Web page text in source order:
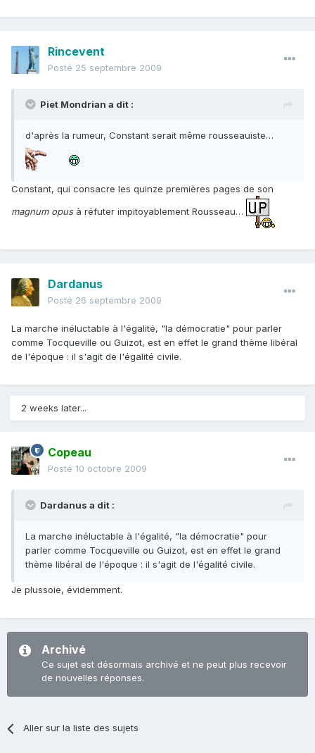
Rincevent
Posté 25 septembre 2009
Piet Mondrian a dit :
d'après la rumeur, Constant serait même rousseauiste…
Constant, qui consacre les quinze premières pages de son
magnum opusà réfuter impitoyablement Rousseau…
Dardanus
Posté 26 septembre 2009
La marche inéluctable à l'égalité, "la démocratie" pour parler
comme Tocqueville ou Guizot, est en effet le grand thème libéral
de l'époque : il s'agit de l'égalité civile.
2 weeks later...
Copeau
Posté 10 octobre 2009
Dardanus a dit :
La marche inéluctable à l'égalité, "la démocratie" pour
parler comme Tocqueville ou Guizot, est en effet le grand
thème libéral de l'époque : il s'agit de l'égalité civile.
Je plussoie, évidemment.
Archivé
Ce sujet est désormais archivé et ne peut plus recevoir
de nouvelles réponses.
Aller sur la liste des sujets